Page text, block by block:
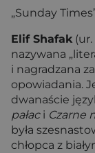
„Sunday
Elif Shafak(ur.
nazywana
i nagradzana
opowiadania.
dwanaście
pałaci Czarne
była
chłopca z